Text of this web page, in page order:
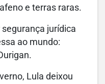
e terras raras.
segurança jurídica
ao mundo:
Lula deixou